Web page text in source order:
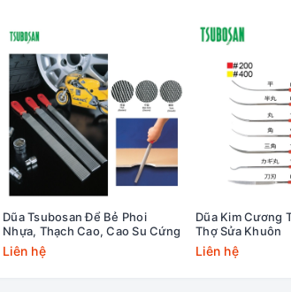
Dũa Tsubosan Để Bẻ Phoi
Nhựa, Thạch Cao, Cao Su Cứng
Liên hệ
Dũa Kim Cương
Thợ Sửa Khuôn
Liên hệ